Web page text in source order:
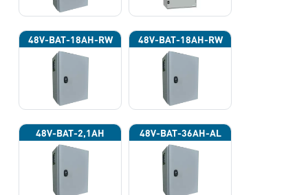
48V-BAT-18AH-RW 48V-BAT-18AH-RW
48V-BAT-2,1AH 48V-BAT-36AH-AL